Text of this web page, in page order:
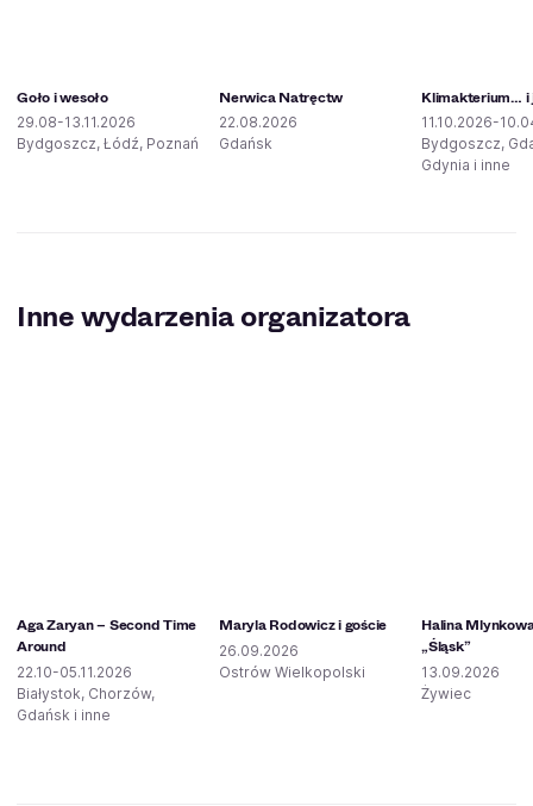
Goło i wesoło
29.08-13.11.2026
Bydgoszcz, Łódź, Poznań
Nerwica Natręctw
22.08.2026
Gdańsk
Klimakterium… i
11.10.2026-
Bydgoszcz,
Gdynia i inne
Inne wydarzenia organizatora
Aga Zaryan – Second Time
Around
22.10-05.11.2026
Białystok, Chorzów,
Gdańsk i inne
Maryla Rodowicz i goście
26.09.2026
Ostrów Wielkopolski
Halina
„Śląsk”
13.09.2026
Żywiec